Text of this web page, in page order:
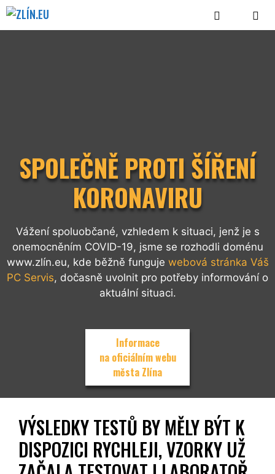
Přeskočit
SPOLEČNĚ PROTI ŠÍŘENÍ
KORONAVIRU
Vážení spoluobčané, vzhledem k situaci, jenž je s
onemocněním COVID-19, jsme se rozhodli doménu
www.zlín.eu, kde běžně funguje webová stránka Váš
PC Servis, dočasně uvolnit pro potřeby informování o
aktuální situaci.
Informace
na oficiálním webu
města Zlína
VÝSLEDKY TESTŮ BY MĚLY BÝT K
DISPOZICI RYCHLEJI, VZORKY UŽ